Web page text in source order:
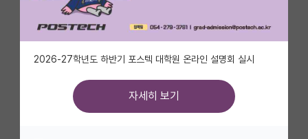
IF 명예의전당
자유 게시판(아무개랩)
미국 유학 게시판
미국 대학원 합격 후기 게시판
2026-27학년도 하반기 포스텍 대학원 온라인 설명회 실시
자세히 보기